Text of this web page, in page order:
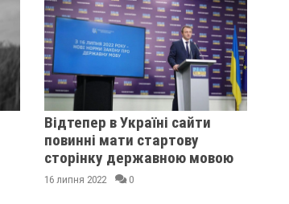
Відтепер в Україні сайти
повинні мати стартову
сторінку державною мовою
16 липня 2022 0